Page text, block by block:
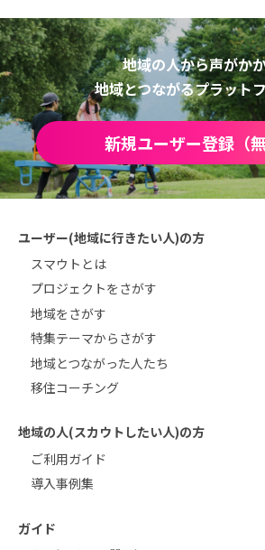
地域の人から声がか
地域とつながるプラット
新規ユーザー登録（無
ユーザー(地域に行きたい人)の方
スマウトとは
プロジェクトをさがす
地域をさがす
特集テーマからさがす
地域とつながった人たち
移住コーチング
地域の人(スカウトしたい人)の方
ご利用ガイド
導入事例集
ガイド